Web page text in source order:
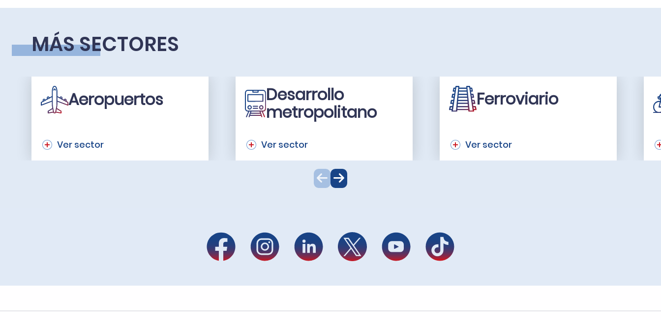
MÁS SECTORES
Aeropuertos
Ver sector
Desarrollo
metropolitano
Ver sector
Ferroviario
Ver sector